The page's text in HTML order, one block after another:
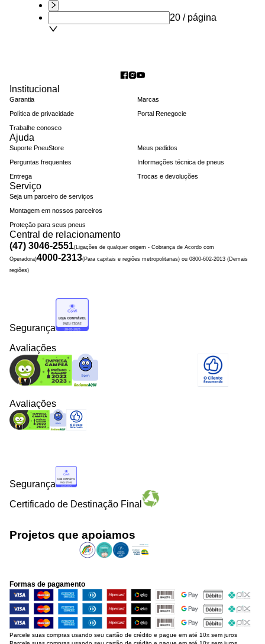
20 / página
Institucional
Garantia
Política de privacidade
Trabalhe conosco
Marcas
Portal Renegocie
Ajuda
Suporte PneuStore
Perguntas frequentes
Entrega
Meus pedidos
Informações técnica de pneus
Trocas e devoluções
Serviço
Seja um parceiro de serviços
Montagem em nossos parceiros
Proteção para seus pneus
Central de relacionamento
(47) 3046-2551(Ligações de qualquer origem - Cobrança de Acordo com
Operadora)4000-2313(Para capitais e regiões metropolitanas) ou 0800-602-2013 (Demais
regiões)
Segurança
Avaliações
Avaliações
Segurança
Certificado de Destinação Final
Projetos que apoiamos
Formas de pagamento
Parcele suas compras usando seu cartão de crédito e pague em até 10x sem juros